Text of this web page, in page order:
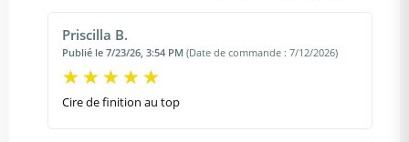
Priscilla B.
Publié le 7/23/26, 3:54 PM (Date de commande : 7/12/2026)
Cire de finition au top